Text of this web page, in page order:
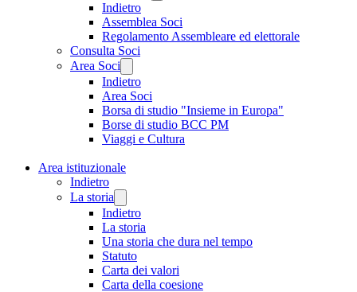
Indietro
Assemblea Soci
Regolamento Assembleare ed elettorale
Consulta Soci
Area Soci
Indietro
Area Soci
Borsa di studio "Insieme in Europa"
Borse di studio BCC PM
Viaggi e Cultura
Area istituzionale
Indietro
La storia
Indietro
La storia
Una storia che dura nel tempo
Statuto
Carta dei valori
Carta della coesione